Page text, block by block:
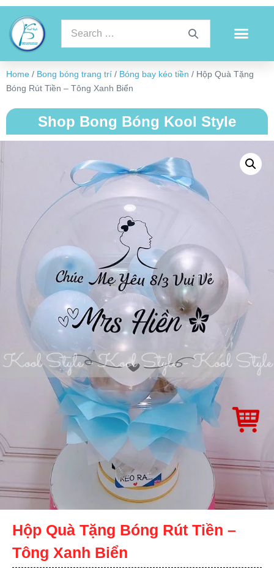
Home / Bong bóng trang trí / Bóng bay kéo tiền / Hộp Quà Tặng
Bóng Rút Tiền – Tông Xanh Biển
Shop Bong Bóng Kool Style
Hộp Quà Tặng Bóng Rút Tiền –
Tông Xanh Biển